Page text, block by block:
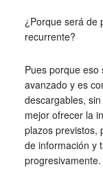
¿Porque será de
recurrente?
Pues porque
avanzado y es
descargables,
mejor ofrecer la
plazos previstos,
de información y
progresivamente.